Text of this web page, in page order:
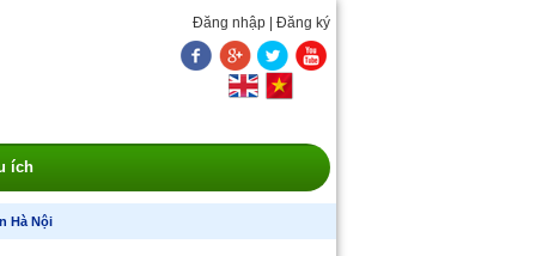
Đăng nhập Đăng ký
ích
Hà Nội